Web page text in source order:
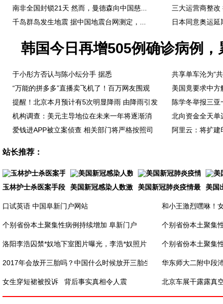
南非全国封锁21天 然而，曼德森向中国慈...
三大运营商整改
千岛群岛发生地震 据中国地震台网测定，...
日本同意奥运
韩国今日再增505例确诊病例，
于小彤方否认与陈小纭分手 据悉
共享单车沦为“
“万能的拼多多”直播卖飞机了！百万网友围观
美国竟要求中
提醒！北京本月预计有5次明显降雨 由降雨引发
陈学冬举报三
机构调查：美元主导地位在未来一年将逐渐消
北向资金全天单
爱钱进APP被立案侦查 相关部门将严格按照司
阿里云：将扩
站长推荐：
玉林护士杀医案手段残忍致极：碎尸、剔肉、烹
美国新冠感染人数激增致1200例 特朗普仍拒
美国新冠肺炎疫情最新消
美国
口试英语 中国阜新门户网站 和小王激烈嘿咻！
个别省份本土聚集性病例持续增加 阜新门户 个别省份本土聚集
洛阳李浩囚禁*奴地下室图片曝光，李浩*奴照片 个别省份本土聚集
2017年会放开三胎吗？中国什么时候放开三胎生 华东师大二附中段
女生穿短裙被投诉 背后事实真相令人震 北京车展干露露真